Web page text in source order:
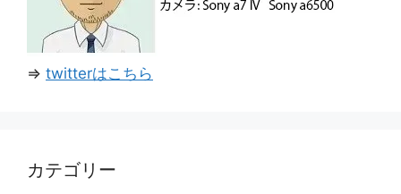
⇒ twitterはこちら
カテゴリー